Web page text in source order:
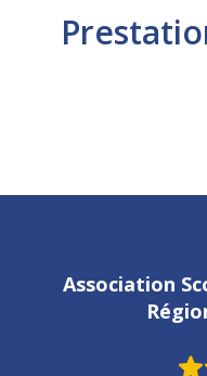
Association